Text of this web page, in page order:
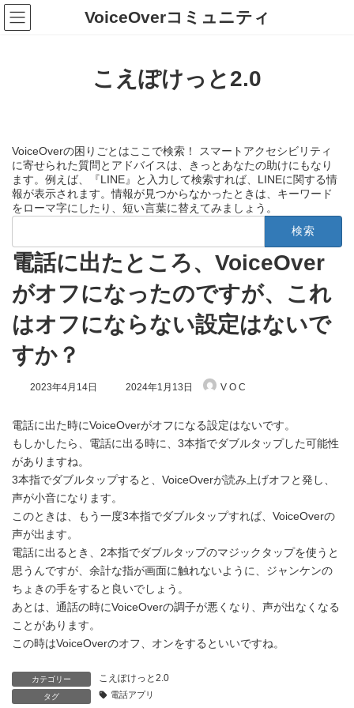
コ
ン
テ
ナ
ビ
ゲ
VoiceOverコミュニティ
こえぽけっと2.0
VoiceOverの困りごとはここで検索！ スマートアクセシビリティ
に寄せられた質問とアドバイスは、きっとあなたの助けにもなり
ます。例えば、『LINE』と入力して検索すれば、LINEに関する情
報が表示されます。情報が見つからなかったときは、キーワード
をローマ字にしたり、短い言葉に替えてみましょう。
検
電話に出たところ、VoiceOver
がオフになったのですが、これ
はオフにならない設定はないで
すか？
2023年4月14日
最
新
日
時
2024年1月13日 V O C
電話に出た時にVoiceOverがオフになる設定はないです。
もしかしたら、電話に出る時に、3本指でダブルタップした可能性
がありますね。
3本指でダブルタップすると、VoiceOverが読み上げオフと発し、
声が小音になります。
このときは、もう一度3本指でダブルタップすれば、VoiceOverの
声が出ます。
電話に出るとき、2本指でダブルタップのマジックタップを使うと
思うんですが、余計な指が画面に触れないように、ジャンケンの
ちょきの手をすると良いでしょう。
あとは、通話の時にVoiceOverの調子が悪くなり、声が出なくなる
ことがあります。
この時はVoiceOverのオフ、オンをするといいですね。
カテゴリー こえぽけっと2.0
タグ 電話アプリ